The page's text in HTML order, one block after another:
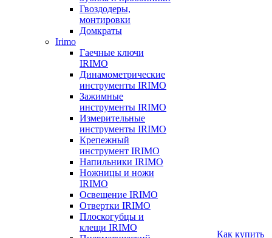
Гвоздодеры,
монтировки
Домкраты
Irimo
Гаечные ключи
IRIMO
Динамометрические
инструменты IRIMO
Зажимные
инструменты IRIMO
Измерительные
инструменты IRIMO
Крепежный
инструмент IRIMO
Напильники IRIMO
Ножницы и ножи
IRIMO
Освещение IRIMO
Отвертки IRIMO
Плоскогубцы и
клещи IRIMO
Как купить